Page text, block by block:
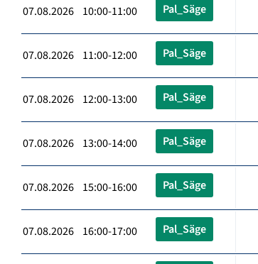
07.08.2026 10:00-11:00 Pal_Säge
07.08.2026 11:00-12:00 Pal_Säge
07.08.2026 12:00-13:00 Pal_Säge
07.08.2026 13:00-14:00 Pal_Säge
07.08.2026 15:00-16:00 Pal_Säge
07.08.2026 16:00-17:00 Pal_Säge